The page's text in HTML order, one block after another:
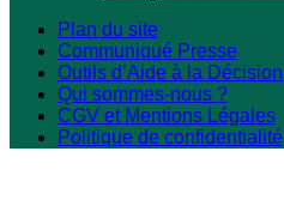
Plan du site
Communiqué Presse
Outils d’Aide à la Décision
Qui sommes-nous ?
CGV et Mentions Légales
Politique de confidentialité